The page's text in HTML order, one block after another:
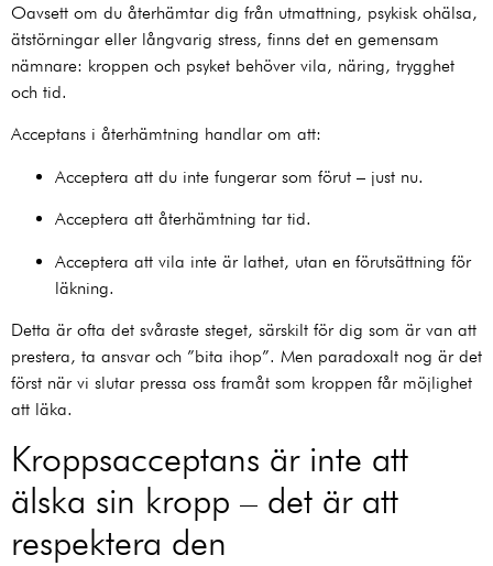
Oavsett om du återhämtar dig från utmattning, psykisk ohälsa,
ätstörningar eller långvarig stress, finns det en gemensam
nämnare: kroppen och psyket behöver vila, näring, trygghet
och tid.
Acceptans i återhämtning handlar om att:
Acceptera att du inte fungerar som förut – just nu.
Acceptera att återhämtning tar tid.
Acceptera att vila inte är lathet, utan en förutsättning för
läkning.
Detta är ofta det svåraste steget, särskilt för dig som är van att
prestera, ta ansvar och ”bita ihop”. Men paradoxalt nog är det
först när vi slutar pressa oss framåt som kroppen får möjlighet
att läka.
Kroppsacceptans är inte att
älska sin kropp – det är att
respektera den